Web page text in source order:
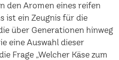
den Aromen eines reifen
ist ein Zeugnis für die
über Generationen hinweg
eine Auswahl dieser
Frage „Welcher Käse zum